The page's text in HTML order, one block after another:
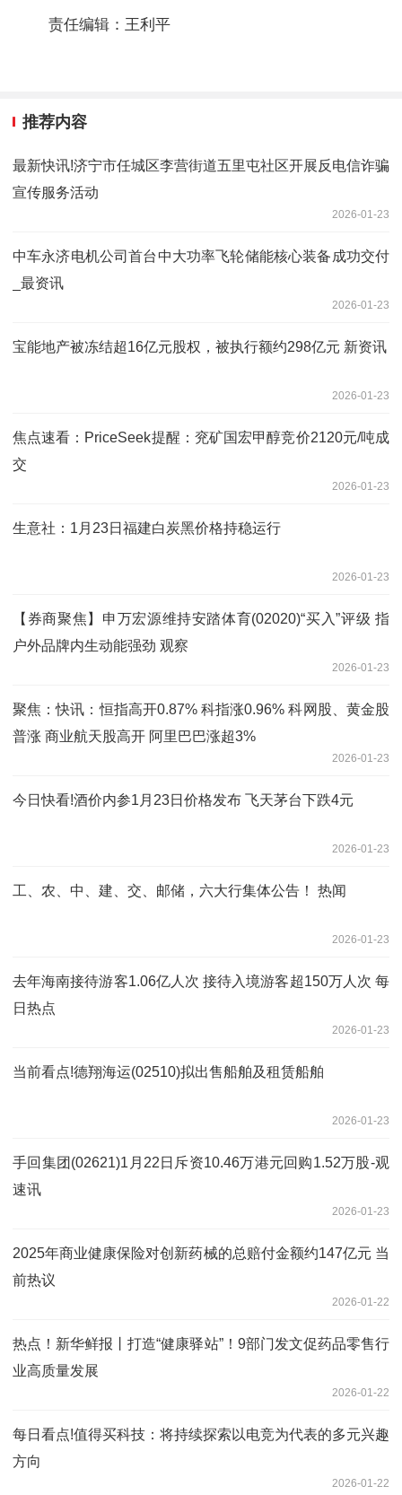
责任编辑：王利平
推荐内容
最新快讯!济宁市任城区李营街道五里屯社区开展反电信诈骗
宣传服务活动
2026-01-23
中车永济电机公司首台中大功率飞轮储能核心装备成功交付
_最资讯
2026-01-23
宝能地产被冻结超16亿元股权，被执行额约298亿元 新资讯
2026-01-23
焦点速看：PriceSeek提醒：兖矿国宏甲醇竞价2120元/吨成
交
2026-01-23
生意社：1月23日福建白炭黑价格持稳运行
2026-01-23
【券商聚焦】申万宏源维持安踏体育(02020)“买入”评级 指
户外品牌内生动能强劲 观察
2026-01-23
聚焦：快讯：恒指高开0.87% 科指涨0.96% 科网股、黄金股
普涨 商业航天股高开 阿里巴巴涨超3%
2026-01-23
今日快看!酒价内参1月23日价格发布 飞天茅台下跌4元
2026-01-23
工、农、中、建、交、邮储，六大行集体公告！ 热闻
2026-01-23
去年海南接待游客1.06亿人次 接待入境游客超150万人次 每
日热点
2026-01-23
当前看点!德翔海运(02510)拟出售船舶及租赁船舶
2026-01-23
手回集团(02621)1月22日斥资10.46万港元回购1.52万股-观
速讯
2026-01-23
2025年商业健康保险对创新药械的总赔付金额约147亿元 当
前热议
2026-01-22
热点！新华鲜报丨打造“健康驿站”！9部门发文促药品零售行
业高质量发展
2026-01-22
每日看点!值得买科技：将持续探索以电竞为代表的多元兴趣
方向
2026-01-22